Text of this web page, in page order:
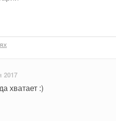
2017
хватает :)